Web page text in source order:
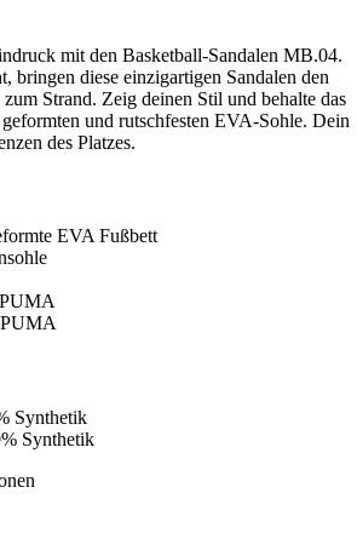
mit den Basketball-Sandalen MB.04.
bringen diese einzigartigen Sandalen den
Strand. Zeig deinen Stil und behalte das
und rutschfesten EVA-Sohle. Dein
des Platzes.
EVA Fußbett
Synthetik
Synthetik